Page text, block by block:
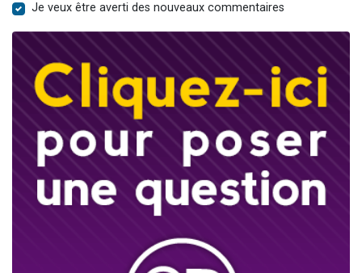
Je veux être averti des nouveaux commentaires